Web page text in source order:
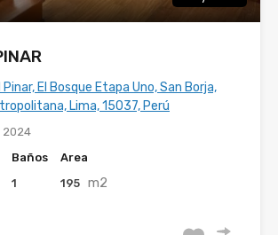
El Bosque Etapa Uno, San Borja,
Lima, 15037, Perú
2024
Baños
1
Area
195 m2